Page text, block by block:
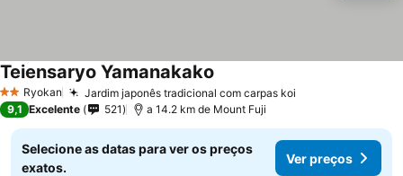
2 Estrelas
Ryokan Jardim japonês tradicional com carpas koi
Teiensaryo Yamanakako
9,1 Excelente 521 a 14.2 km de Mount Fuji
Selecione as datas para ver os preços
exatos.
Ver preços